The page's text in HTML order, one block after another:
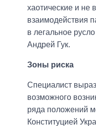
хаотические и не
взаимодействия
в легальное
Андрей Гук.
Зоны риска
Специалист
возможного
ряда положений
Конституцией